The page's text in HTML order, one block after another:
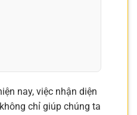
nay, việc nhận diện
chỉ giúp chúng ta